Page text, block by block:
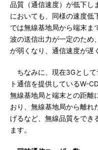
品質（通信速度）が低下し
においても、同様の速度低
では無線基地局から端末ま
波の送信出力が一定のため
が弱くなり、通信速度が遅
ちなみに、現在3Gとして
ト通信を提供しているW-
無線基地局と端末との距離
おり、無線基地局から離れ
げるなど、無線品質をでき
ます。